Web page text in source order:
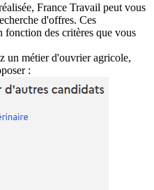
France Travail peut vous
d'offres. Ces
fonction des critères que vous
un métier d'ouvrier agricole,
: